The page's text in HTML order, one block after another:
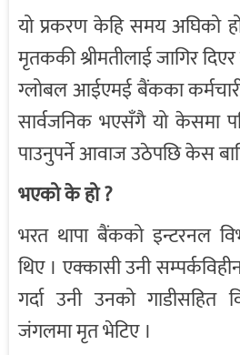
यो प्रकरण केहि समय अघिको
मृतककी श्रीमतीलाई जागिर
ग्लोबल आईएमई बैंकका
सार्वजनिक भएसँगै यो केसमा
पाउनुपर्ने आवाज उठेपछि केस
भएको के हो ?
भरत थापा बैंकको इन्टरनल
थिए । एक्कासी उनी
गर्दा उनी उनको गाडीसहित
जंगलमा मृत भेटिए ।